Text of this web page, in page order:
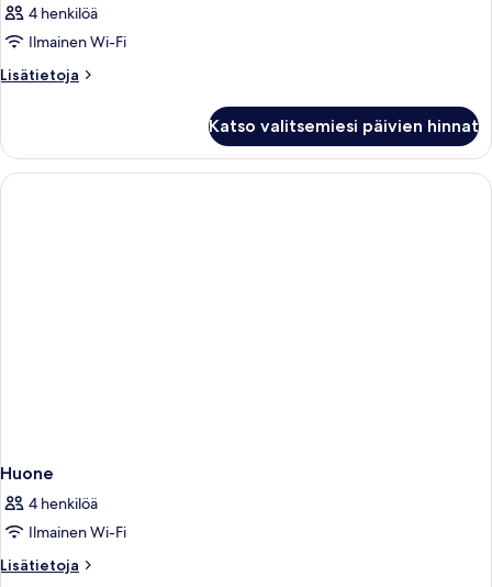
4 henkilöä
Ilmainen Wi-Fi
Lisätietoja
Lisätietoja
Katso valitsemiesi päivien hinnat
Huone
4 henkilöä
Ilmainen Wi-Fi
Lisätietoja
Lisätietoja